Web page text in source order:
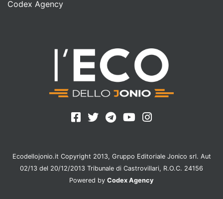
Codex Agency
Ecodellojonio.it Copyright 2013, Gruppo Editoriale Jonico srl. Aut
02/13 del 20/12/2013 Tribunale di Castrovillari, R.O.C. 24156
Powered by Codex Agency